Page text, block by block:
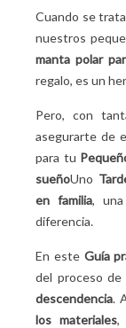
Colores y
Mantas
¿Cómo se
Fácil de
¿Dónde
Compras
3 consejos
Cuando se
nuestros
manta polar
regalo, es un
Pero, con
asegurarte de
para tu
sueñoUno
en familia,
diferencia.
En este Guía
del proceso de
descendencia.
los materiales,